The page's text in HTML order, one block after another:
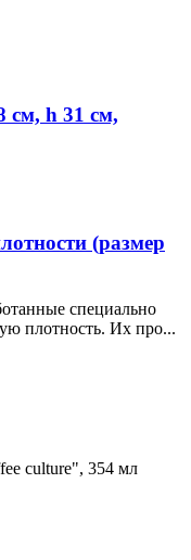
см, h 31 см,
(размер
спе­ци­аль­но
плот­ность. Их про...
culture", 354 мл